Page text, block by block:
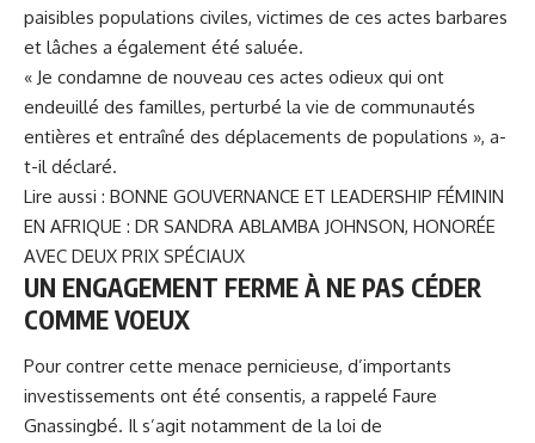
paisibles populations civiles, victimes de ces actes barbares
et lâches a également été saluée.
« Je condamne de nouveau ces actes odieux qui ont
endeuillé des familles, perturbé la vie de communautés
entières et entraîné des déplacements de populations », a-
t-il déclaré.
Lire aussi : BONNE GOUVERNANCE ET LEADERSHIP FÉMININ
EN AFRIQUE : DR SANDRA ABLAMBA JOHNSON, HONORÉE
AVEC DEUX PRIX SPÉCIAUX
UN ENGAGEMENT FERME À NE PAS CÉDER
COMME VOEUX
Pour contrer cette menace pernicieuse, d’importants
investissements ont été consentis, a rappelé Faure
Gnassingbé. Il s’agit notamment de la loi de